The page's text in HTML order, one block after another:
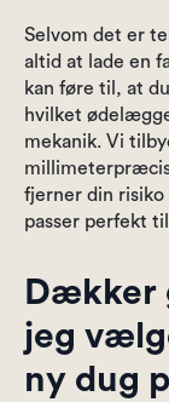
Selvom det er
altid at lade en
kan føre til, at
hvilket
mekanik. Vi
fjerner din risiko
passer perfekt
Dækker
jeg
ny dug